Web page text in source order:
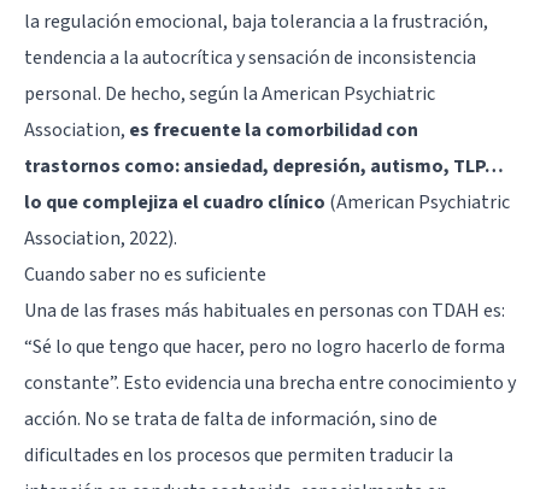
la regulación emocional, baja tolerancia a la frustración,
tendencia a la autocrítica y sensación de inconsistencia
personal. De hecho, según la American Psychiatric
Association, es frecuente la comorbilidad con
trastornos como: ansiedad, depresión, autismo, TLP…
lo que complejiza el cuadro clínico (American Psychiatric
Association, 2022).
Cuando saber no es suficiente
Una de las frases más habituales en personas con TDAH es:
“Sé lo que tengo que hacer, pero no logro hacerlo de forma
constante”. Esto evidencia una brecha entre conocimiento y
acción. No se trata de falta de información, sino de
dificultades en los procesos que permiten traducir la